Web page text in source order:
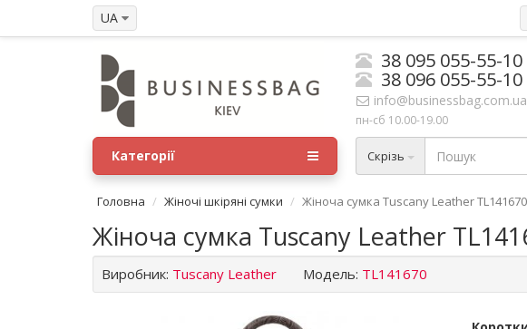
UA
38 095 055-55-10
38 096 055-55-10
info@businessbag.com.ua
пн-сб 10.00-19.00
Скрізь
Категорії
Головна Жіночі шкіряні сумки Жіноча сумка Tuscany Leather
Жіноча сумка Tuscany Leather
Виробник: Tuscany Leather Модель: TL141670